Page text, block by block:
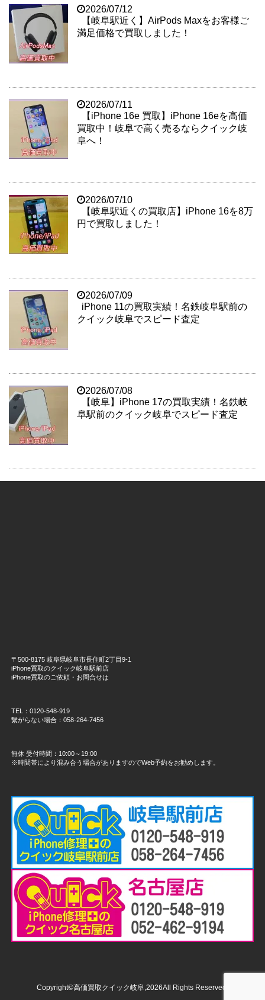
2026/07/12
【岐阜駅近く】AirPods Maxをお客様ご
満足価格で買取しました！
2026/07/11
【iPhone 16e 買取】iPhone 16eを高価
買取中！岐阜で高く売るならクイック岐
阜へ！
2026/07/10
【岐阜駅近くの買取店】iPhone 16を8万
円で買取しました！
2026/07/09
iPhone 11の買取実績！名鉄岐阜駅前の
クイック岐阜でスピード査定
2026/07/08
【岐阜】iPhone 17の買取実績！名鉄岐
阜駅前のクイック岐阜でスピード査定
〒500-8175 岐阜県岐阜市長住町2丁目9-1
iPhone買取のクイック岐阜駅前店
iPhone買取のご依頼・お問合せは
TEL：0120-548-919
繋がらない場合：058-264-7456
無休 受付時間：10:00～19:00
※時間帯により混み合う場合がありますのでWeb予約をお勧めします。
Copyright©高価買取クイック岐阜,2026All Rights Reserved.